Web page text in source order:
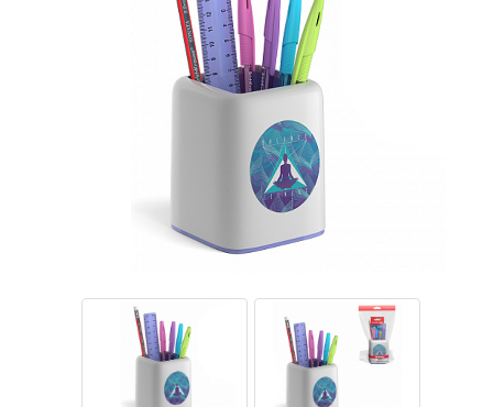
Ватманы, калька, бумага миллиметровая, форматки
Бумага для художественных и дизайнерских работ
Грамоты, дипломы, благодарности
Канцелярские книги, книги учета
Бумага писчая, газетная, копирка
Бумага в рулоне и стопе